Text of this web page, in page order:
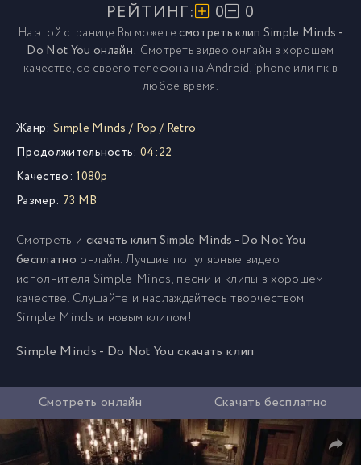
РЕЙТИНГ: 0 0
На этой странице Вы можетесмотреть клип Simple Minds -
Do Not You онлайн! Смотреть видео онлайн в хорошем
качестве, со своего телефона на Android, iphone или пк в
любое время.
Жанр: Simple Minds / Pop / Retro
Продолжительность: 04:22
Качество: 1080p
Размер: 73 MB
Смотреть и скачать клип Simple Minds - Do Not You
бесплатно онлайн. Лучшие популярные видео
исполнителя Simple Minds, песни и клипы в хорошем
качестве. Слушайте и наслаждайтесь творчеством
Simple Minds и новым клипом!
Simple Minds - Do Not You скачать клип
Смотреть онлайн Скачать бесплатно